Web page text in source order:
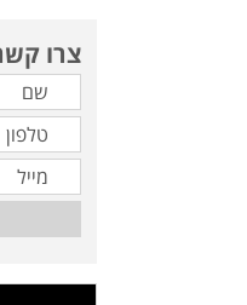
צרו